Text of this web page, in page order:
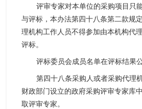
评审专家对本单位的采购项目只
与评标，本办法第四十八条第二款规
理机构工作人员不得参加由本机构代
评标。
评标委员会成员名单在评标结果
第四十八条采购人或者采购代理
财政部门设立的政府采购评审专家库
取评审专家。